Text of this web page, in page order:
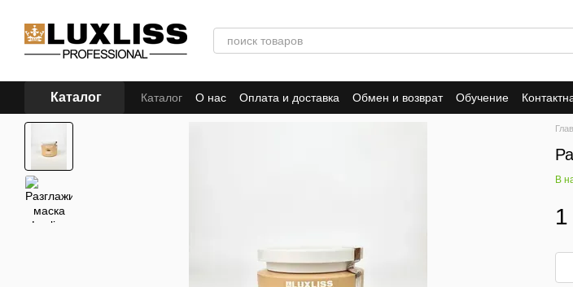
Каталог Каталог О нас Оплата и доставка Обмен и возврат Обучение
Как сделать заказ
Сайт и личный кабинет Договор оферты
В